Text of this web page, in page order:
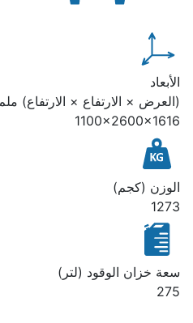
الأبعاد
(العرض × الارتفاع × الارتفاع)
1100x2600x1616
الوزن (كجم)
1273
سعة خزان الوقود (لتر)
275